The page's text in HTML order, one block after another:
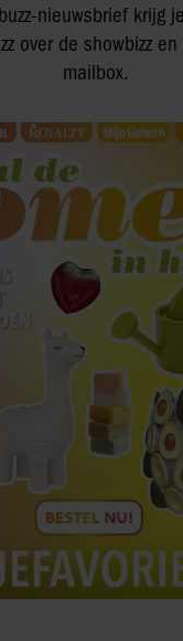
nieuwsbrief krijg
over de showbizz
mailbox.